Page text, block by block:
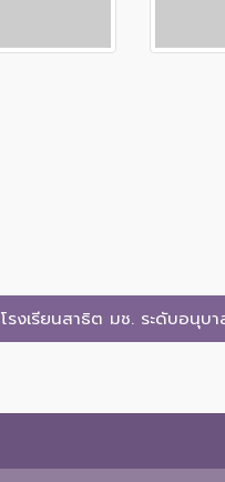
โรงเรียนสาธิต มช. ระดับอนุบ